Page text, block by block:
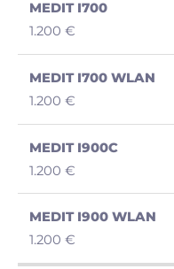
1.200 €
1.200 €
1.200 €
1.200 €